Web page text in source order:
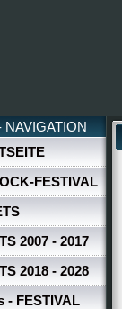
NAVIGATION
FESTIVAL
2007 - 2017
2018 - 2028
- FESTIVAL